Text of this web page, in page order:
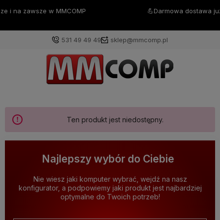
💪Darmowa dostawa już od 200zł 💪
531 49 49 49 sklep@mmcomp.pl
Ten produkt jest niedostępny.
Najlepszy wybór do Ciebie
Nie wiesz jaki komputer wybrać, wejdź na nasz
konfigurator, a podpowiemy jaki produkt jest najbardziej
optymalne do Twoich potrzeb!